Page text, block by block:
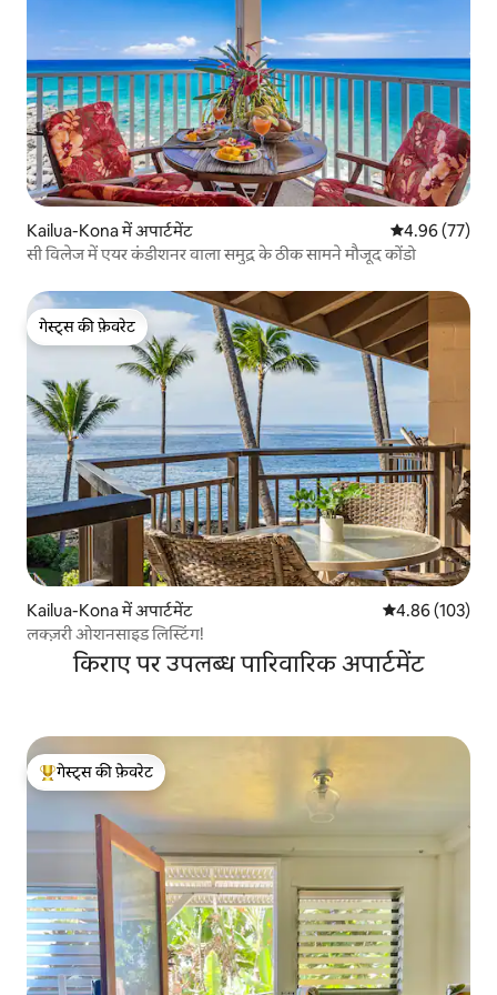
Kailua-Kona में अपार्टमेंट औसत रेटिंग 5 में
4.96 (77)
सी विलेज में एयर कंडीशनर वाला समुद्र के ठीक सामने मौजूद कोंडो
गेस्ट्स की फ़ेवरेट
गेस्ट्स की फ़ेवरेट
Kailua-Kona में अपार्टमेंट औसत रेटिंग 5 में से
4.86 (103)
लक्ज़री ओशनसाइड लिस्टिंग!
किराए पर उपलब्ध पारिवारिक अपार्टमेंट
गेस्ट्स का टॉप फ़ेवरेट
गेस्ट्स की फ़ेवरेट